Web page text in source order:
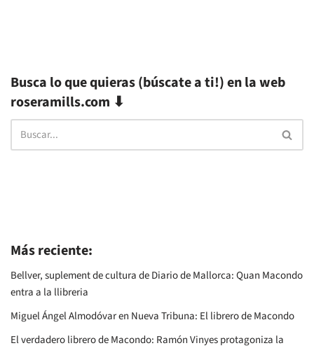
Busca lo que quieras (búscate a ti!) en la web
roseramills.com ⬇
Más reciente:
Bellver, suplement de cultura de Diario de Mallorca: Quan Macondo
entra a la llibreria
Miguel Ángel Almodóvar en Nueva Tribuna: El librero de Macondo
El verdadero librero de Macondo: Ramón Vinyes protagoniza la